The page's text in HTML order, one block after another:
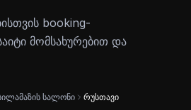
booking-
მომსახურებით და
სალონი რუსთავი